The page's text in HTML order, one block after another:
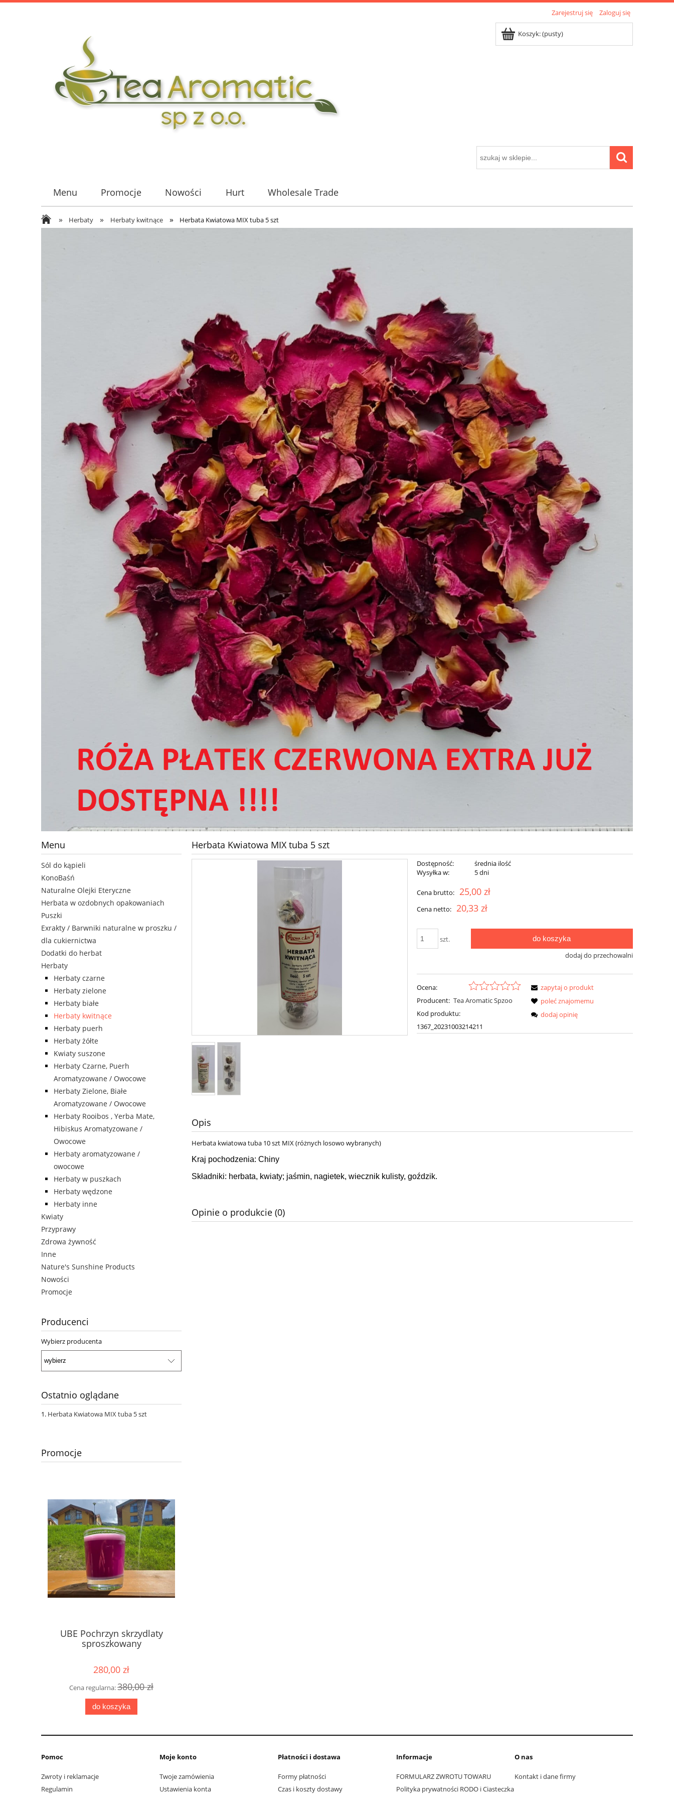
Zarejestruj się Zaloguj się
Koszyk:(pusty)
Menu Promocje Nowości Hurt Wholesale Trade
» Herbaty » Herbaty kwitnące » Herbata Kwiatowa MIX tuba 5 szt
Menu
Sól do kąpieli
KonoBaśń
Naturalne Olejki Eteryczne
Herbata w ozdobnych opakowaniach
Puszki
Exrakty / Barwniki naturalne w proszku /
dla cukiernictwa
Dodatki do herbat
Herbaty
Herbaty czarne
Herbaty zielone
Herbaty białe
Herbaty kwitnące
Herbaty puerh
Herbaty żółte
Kwiaty suszone
Herbaty Czarne, Puerh
Aromatyzowane / Owocowe
Herbaty Zielone, Białe
Aromatyzowane / Owocowe
Herbaty Rooibos , Yerba Mate,
Hibiskus Aromatyzowane /
Owocowe
Herbaty aromatyzowane /
owocowe
Herbaty w puszkach
Herbaty wędzone
Herbaty inne
Kwiaty
Przyprawy
Zdrowa żywność
Inne
Nature's Sunshine Products
Nowości
Promocje
Producenci
Wybierz producenta
Ostatnio oglądane
Herbata Kwiatowa MIX tuba 5 szt
Promocje
UBE Pochrzyn skrzydlaty
sproszkowany
280,00 zł
Cena regularna:380,00 zł
do koszyka
Herbata Kwiatowa MIX tuba 5 szt
Dostępność:
średnia ilość
Wysyłka w:
5 dni
Cena brutto: 25,00 zł
Cena netto: 20,33 zł
szt. do koszyka
dodaj do przechowalni
Ocena:
Producent: Tea Aromatic Spzoo
Kod produktu:
1367_20231003214211
zapytaj o produkt
poleć znajomemu
dodaj opinię
Opis
Herbata kwiatowa tuba 10 szt MIX (różnych losowo wybranych)
Kraj pochodzenia: Chiny
Składniki: herbata, kwiaty; jaśmin, nagietek, wiecznik kulisty, goździk.
Opinie o produkcie (0)
Pomoc
Zwroty i reklamacje
Regulamin
Moje konto
Twoje zamówienia
Ustawienia konta
Płatności i dostawa
Formy płatności
Czas i koszty dostawy
Informacje
FORMULARZ ZWROTU TOWARU
Polityka prywatności RODO i Ciasteczka
O nas
Kontakt i dane firmy